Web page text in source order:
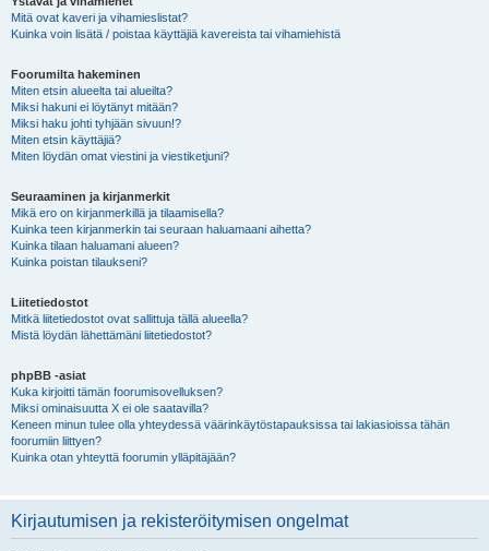
Mitä ovat kaveri ja vihamieslistat?
Kuinka voin lisätä / poistaa käyttäjiä kavereista tai vihamiehistä
Foorumilta hakeminen
Miten etsin alueelta tai alueilta?
Miksi hakuni ei löytänyt mitään?
Miksi haku johti tyhjään sivuun!?
Miten etsin käyttäjiä?
Miten löydän omat viestini ja viestiketjuni?
Seuraaminen ja kirjanmerkit
Mikä ero on kirjanmerkillä ja tilaamisella?
Kuinka teen kirjanmerkin tai seuraan haluamaani aihetta?
Kuinka tilaan haluamani alueen?
Kuinka poistan tilaukseni?
Liitetiedostot
Mitkä liitetiedostot ovat sallittuja tällä alueella?
Mistä löydän lähettämäni liitetiedostot?
phpBB -asiat
Kuka kirjoitti tämän foorumisovelluksen?
Miksi ominaisuutta X ei ole saatavilla?
Keneen minun tulee olla yhteydessä väärinkäytöstapauksissa tai lakiasioissa tähän
foorumiin liittyen?
Kuinka otan yhteyttä foorumin ylläpitäjään?
Kirjautumisen ja rekisteröitymisen ongelmat